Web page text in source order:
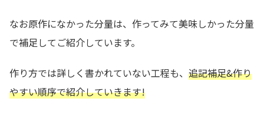
なお原作になかった分量は、作ってみて美味しかった分量
で補足してご紹介しています。
作り方では詳しく書かれていない工程も、 追記補足&作り
やすい順序で紹介していきます!